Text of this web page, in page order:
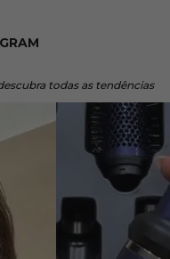
todas as tendências